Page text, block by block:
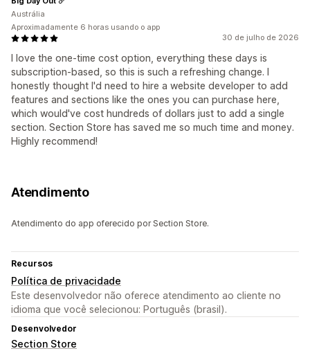
30 de julho de 2026
I love the one-time cost option, everything these days is
subscription-based, so this is such a refreshing change. I
honestly thought I'd need to hire a website developer to add
features and sections like the ones you can purchase here,
which would've cost hundreds of dollars just to add a single
section. Section Store has saved me so much time and money.
Highly recommend!
Austrália
Aproximadamente 6 horas usando o app
Atendimento
Atendimento do app oferecido por Section Store.
Recursos
Política de privacidade
Este desenvolvedor não oferece atendimento ao cliente no
idioma que você selecionou: Português (brasil).
Desenvolvedor
Section Store